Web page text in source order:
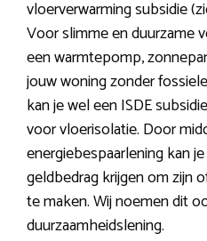
vloerverwarming subsidie
Voor slimme en duurzame
een warmtepomp,
jouw woning zonder
kan je wel een ISDE
voor vloerisolatie. Door
energiebespaarlening kan
geldbedrag krijgen om zijn
te maken. Wij noemen dit
duurzaamheidslening.